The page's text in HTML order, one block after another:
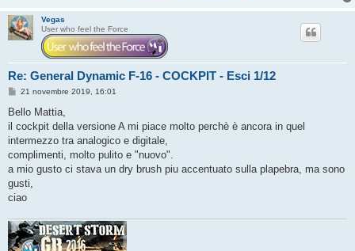
Vegas
User who feel the Force
Re: General Dynamic F-16 - COCKPIT - Esci 1/12
M
s
a
g
i
o
21 novembre 2019, 16:01
Bello Mattia,
il cockpit della versione A mi piace molto perchè è ancora in quel
intermezzo tra analogico e digitale,
complimenti, molto pulito e "nuovo".
a mio gusto ci stava un dry brush piu accentuato sulla plapebra, ma sono
gusti,
ciao